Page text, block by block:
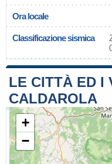
Ora locale
Classificazione sismica
LE CITTÀ ED I
CALDAROLA
+
−